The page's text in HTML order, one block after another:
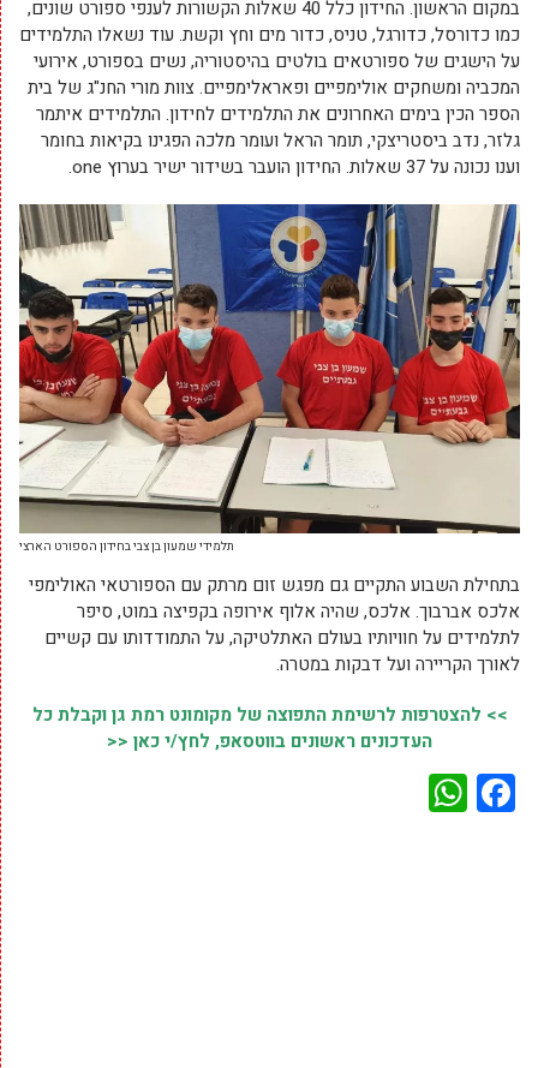
במקום הראשון. החידון כלל 40 שאלות הקשורות לענפי ספורט שונים,
כמו כדורסל, כדורגל, טניס, כדור מים וחץ וקשת. עוד נשאלו התלמידים
על הישגים של ספורטאים בולטים בהיסטוריה, נשים בספורט, אירועי
המכביה ומשחקים אולימפיים ופאראלימפיים. צוות מורי החנ"ג של בית
הספר הכין בימים האחרונים את התלמידים לחידון. התלמידים איתמר
גלזר, נדב ביסטריצקי, תומר הראל ועומר מלכה הפגינו בקיאות בחומר
וענו נכונה על 37 שאלות. החידון הועבר בשידור ישיר בערוץ one.
תלמידי שמעון בן צבי בחידון הספורט הארצי
בתחילת השבוע התקיים גם מפגש זום מרתק עם הספורטאי האולימפי
אלכס אברבוך. אלכס, שהיה אלוף אירופה בקפיצה במוט, סיפר
לתלמידים על חוויותיו בעולם האתלטיקה, על התמודדותו עם קשיים
לאורך הקריירה ועל דבקות במטרה.
>> להצטרפות לרשימת התפוצה של מקומונט רמת גן וקבלת כל
העדכונים ראשונים בווטסאפ, לחץ/י כאן <<
Facebook